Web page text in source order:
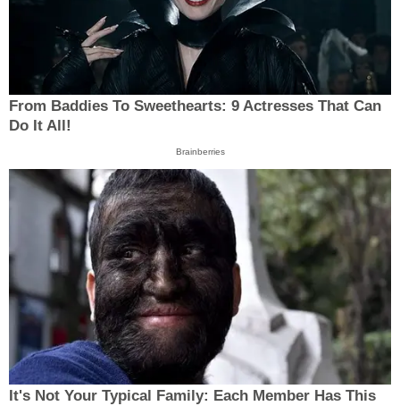
From Baddies To Sweethearts: 9 Actresses That Can
Do It All!
Brainberries
It's Not Your Typical Family: Each Member Has This